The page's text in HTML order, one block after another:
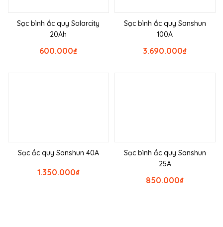
Sạc bình ắc quy Solarcity
20Ah
₫
600.000
Sạc bình ắc quy Sanshun
100A
₫
3.690.000
Sạc ắc quy Sanshun 40A
₫
1.350.000
Sạc bình ắc quy Sanshun
25A
₫
850.000